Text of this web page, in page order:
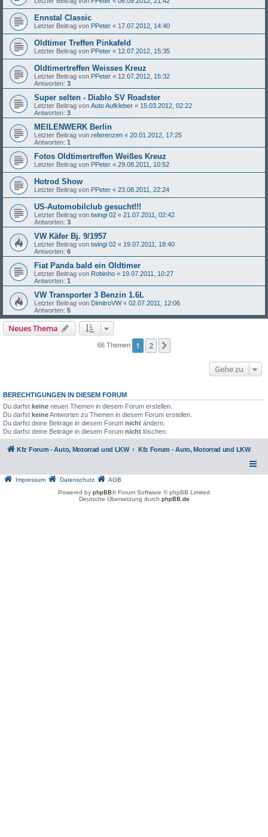
Ennstal Classic
Letzter Beitrag von PPeter « 17.07.2012, 14:40
Oldtimer Treffen Pinkafeld
Letzter Beitrag von PPeter « 12.07.2012, 15:35
Oldtimertreffen Weisses Kreuz
Letzter Beitrag von PPeter « 12.07.2012, 15:32
Antworten: 3
Super selten - Diablo SV Roadster
Letzter Beitrag von Auto Aufkleber « 15.03.2012, 02:22
Antworten: 3
MEILENWERK Berlin
Letzter Beitrag von referenzen « 20.01.2012, 17:25
Antworten: 1
Fotos Oldtimertreffen Weißes Kreuz
Letzter Beitrag von PPeter « 29.08.2011, 10:52
Hotrod Show
Letzter Beitrag von PPeter « 23.08.2011, 22:24
US-Automobilclub gesucht!!!
Letzter Beitrag von twingi 02 « 21.07.2011, 02:42
Antworten: 3
VW Käfer Bj. 9/1957
Letzter Beitrag von twingi 02 « 19.07.2011, 18:40
Antworten: 6
Fiat Panda bald ein Oldtimer
Letzter Beitrag von Robinho « 19.07.2011, 10:27
Antworten: 1
VW Transporter 3 Benzin 1.6L
Letzter Beitrag von DimitroVW« 02.07.2011, 12:06
Antworten: 5
Neues Thema
66 Themen 1 2
Gehe zu
BERECHTIGUNGEN IN DIESEM FORUM
Du darfst keine neuen Themen in diesem Forum erstellen.
Du darfst keineAntworten zu Themen in diesem Forum erstellen.
Du darfst deine Beiträge in diesem Forum nicht ändern.
Du darfst deine Beiträge in diesem Forum nicht löschen.
Kfz Forum - Auto, Motorrad und LKW Kfz Forum - Auto, Motorrad und LKW
Impressum Datenschutz
AGB
Powered by phpBB® Forum Software © phpBB Limited
Deutsche Übersetzung durch phpBB.de